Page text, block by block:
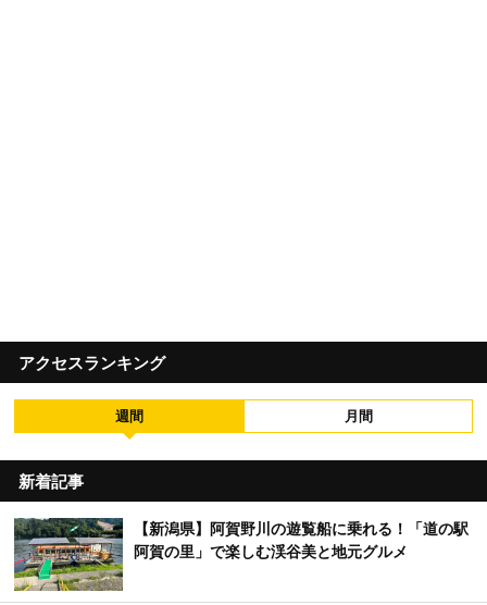
アクセスランキング
週間 月間
新着記事
【新潟県】阿賀野川の遊覧船に乗れる！「道の駅
阿賀の里」で楽しむ渓谷美と地元グルメ